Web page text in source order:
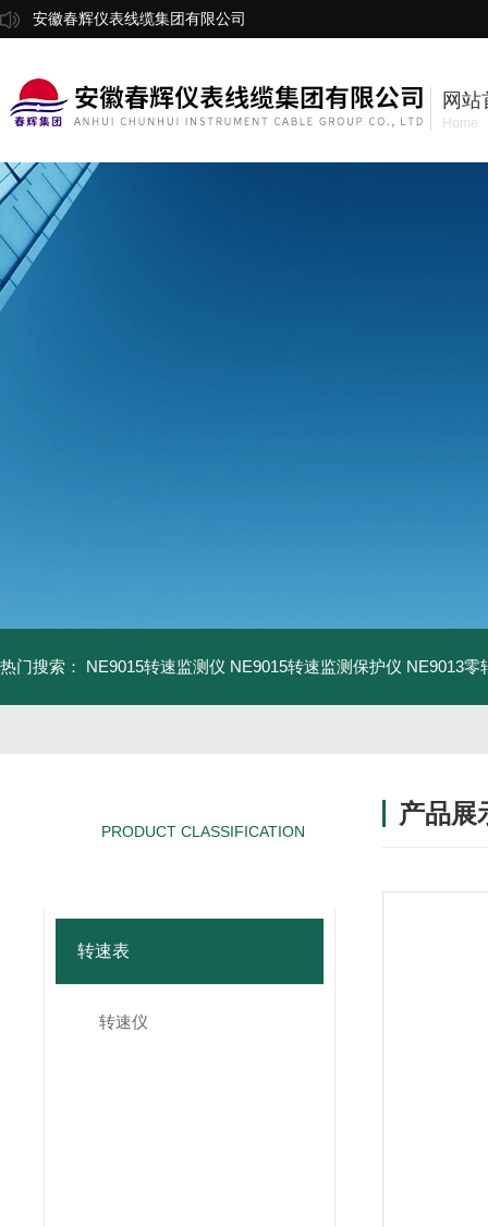
安徽春辉仪表线缆集团有限公司
网站
Home
热门搜索： NE9015转速监测仪 NE9015转速监测保护仪 NE9013零
PRODUCT CLASSIFICATION
转速表
转速仪
产品展